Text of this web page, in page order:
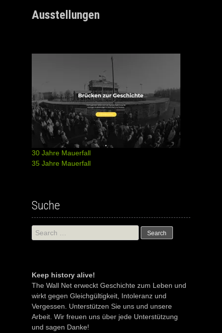
Ausstellungen
30 Jahre Mauerfall
35 Jahre Mauerfall
Suche
Search
for:
Keep history alive!
The Wall Net erweckt Geschichte zum Leben und
wirkt gegen Gleichgültigkeit, Intoleranz und
Vergessen. Unterstützen Sie uns und unsere
Arbeit. Wir freuen uns über jede Unterstützung
und sagen Danke!